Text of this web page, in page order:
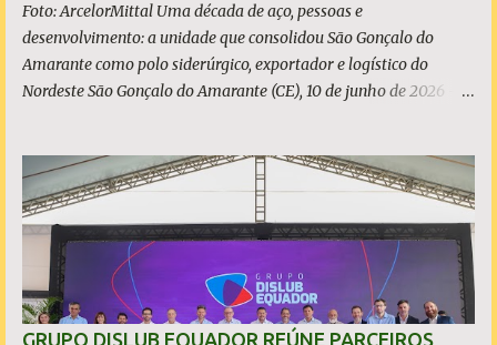
Foto: ArcelorMittal Uma década de aço, pessoas e
desenvolvimento: a unidade que consolidou São Gonçalo do
Amarante como polo siderúrgico, exportador e logístico do
Nordeste São Gonçalo do Amarante (CE), 10 de junho de 2026 - A
números da produção. Desde o acendimento do Alto-Forno, em
junho de 2016, a unidade produziu mais de 27 milhões de
toneladas de placas de aço, exportadas para mais de 20 países, e
consolidou o Ceará como polo siderúrgico, exportador e logístico
do Nordeste. Com capacidade instalada de 3 milhões de
toneladas de placas de aço por ano - marca atingida em 2023 e
consolidada nos anos seguintes, a planta emprega diretamente
GRUPO DISLUB EQUADOR REÚNE PARCEIROS